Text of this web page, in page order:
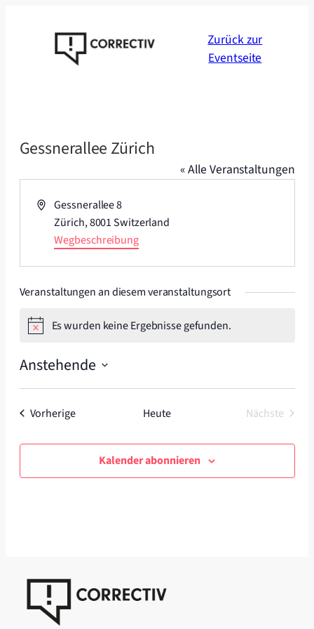
Zurück zur
Eventseite
Gessnerallee Zürich
« Alle Veranstaltungen
AdresseGessnerallee 8
Zürich,8001Switzerland
Wegbeschreibung
Veranstaltungen an diesem veranstaltungsort
HinweisEs wurden keine Ergebnisse gefunden.
Anstehende
Datum
VorherigeVeranstaltungenHeute
Nächste
Kalender abonnieren